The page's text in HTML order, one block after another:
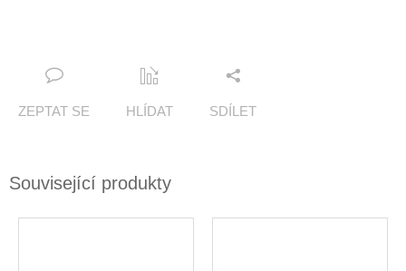
ZEPTAT SE HLÍDAT SDÍLET
Související produkty